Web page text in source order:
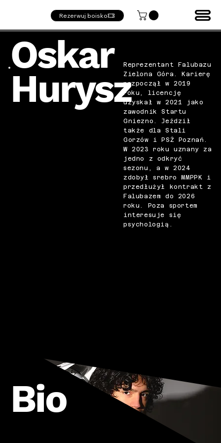
Rezerwuj boisko
Oskar
Hurysz
Reprezentant Falubazu
Zielona Góra. Karierę
rozpoczął w 2019
roku, licencję
uzyskał w 2021 jako
zawodnik Startu
Gniezno. Jeździł
także dla Stali
Gorzów i PSŻ Poznań.
W 2023 roku uznany za
jedno z odkryć
sezonu, a w 2024
zdobył srebro MMPPK i
przedłużył kontrakt z
Falubazem do 2026
roku. Poza sportem
interesuje się
psychologią.
Bio